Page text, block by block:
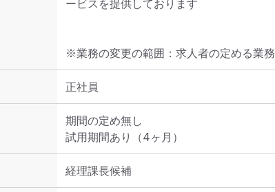
※業務の変更の範囲：求人者の定める業務
正社員
期間の定め無し
試用期間あり（4ヶ月）
経理課長候補